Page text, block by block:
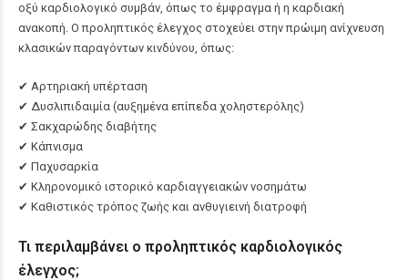
οξύ καρδιολογικό συμβάν, όπως το έμφραγμα ή η καρδιακή
ανακοπή. Ο προληπτικός έλεγχος στοχεύει στην πρώιμη ανίχνευση
κλασικών παραγόντων κινδύνου, όπως:
✔ Αρτηριακή υπέρταση
✔ Δυσλιπιδαιμία (αυξημένα επίπεδα χοληστερόλης)
✔ Σακχαρώδης διαβήτης
✔ Κάπνισμα
✔ Παχυσαρκία
✔ Κληρονομικό ιστορικό καρδιαγγειακών νοσημάτω
✔ Καθιστικός τρόπος ζωής και ανθυγιεινή διατροφή
Τι περιλαμβάνει ο προληπτικός καρδιολογικός
έλεγχος;